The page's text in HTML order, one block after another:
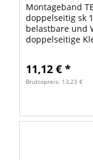
Montageband
doppelseitig sk
belastbare und
doppelseitige
11,12 € *
Bruttopreis: 13,23 €